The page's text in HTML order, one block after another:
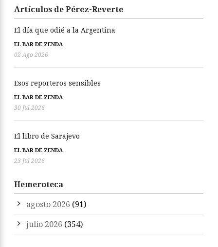
Artículos de Pérez-Reverte
El día que odié a la Argentina
EL BAR DE ZENDA
02 Ago 2026
Esos reporteros sensibles
EL BAR DE ZENDA
30 Jul 2026
El libro de Sarajevo
EL BAR DE ZENDA
23 Jul 2026
Hemeroteca
agosto 2026 (91)
julio 2026 (354)